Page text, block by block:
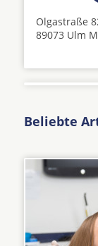
Olgastraße
89073 Ulm
Beliebte